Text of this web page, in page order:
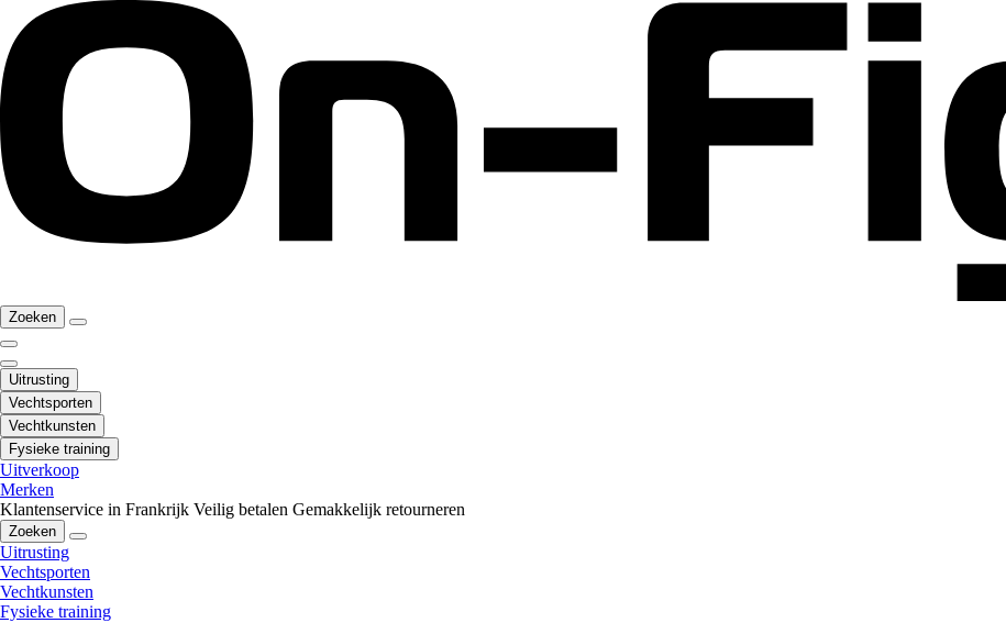
Zoeken
Uitrusting
Vechtsporten
Vechtkunsten
Fysieke training
Uitverkoop
Merken
Klantenservice in Frankrijk Veilig betalen Gemakkelijk retourneren
Zoeken
Uitrusting
Vechtsporten
Vechtkunsten
Fysieke training